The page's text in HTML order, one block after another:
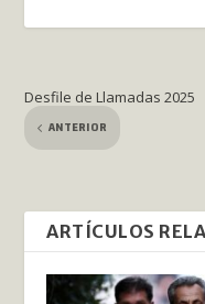
Desfile de Llamadas 2025
ANTERIOR
ARTÍCULOS